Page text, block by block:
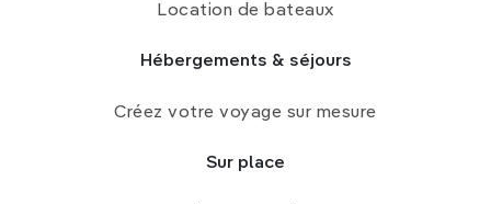
Location de bateaux
Hébergements & séjours
Créez votre voyage sur mesure
Sur place